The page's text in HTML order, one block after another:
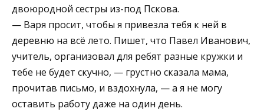
двоюродной сестры из-под Пскова.
— Варя просит, чтобы я привезла тебя к ней в
деревню на всё лето. Пишет, что Павел Иванович,
учитель, организовал для ребят разные кружки и
тебе не будет скучно, — грустно сказала мама,
прочитав письмо, и вздохнула, — а я не могу
оставить работу даже на один день.